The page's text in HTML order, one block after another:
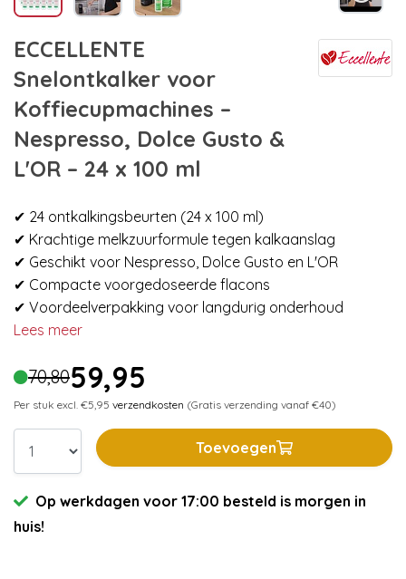
ECCELLENTE
Snelontkalker voor
Koffiecupmachines –
Nespresso, Dolce Gusto &
L'OR – 24 x 100 ml
✔ 24 ontkalkingsbeurten (24 x 100 ml)
✔ Krachtige melkzuurformule tegen kalkaanslag
✔ Geschikt voor Nespresso, Dolce Gusto en L'OR
✔ Compacte voorgedoseerde flacons
✔ Voordeelverpakking voor langdurig onderhoud
Lees meer
70,8059,95
Per stuk excl. €5,95 verzendkosten (Gratis verzending vanaf €40)
Toevoegen
Op werkdagen voor 17:00 besteld is morgen in
huis!